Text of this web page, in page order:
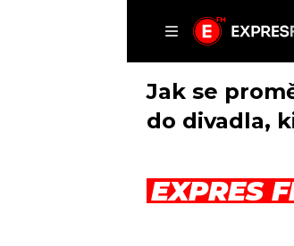
ČLÁNKY
Jak se
do divadla,
EXPRES